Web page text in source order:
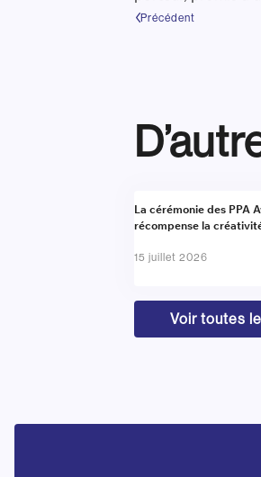
Précédent
Actualité
La cérémonie des PPA
récompense la
15 juillet 2026
Voir toutes